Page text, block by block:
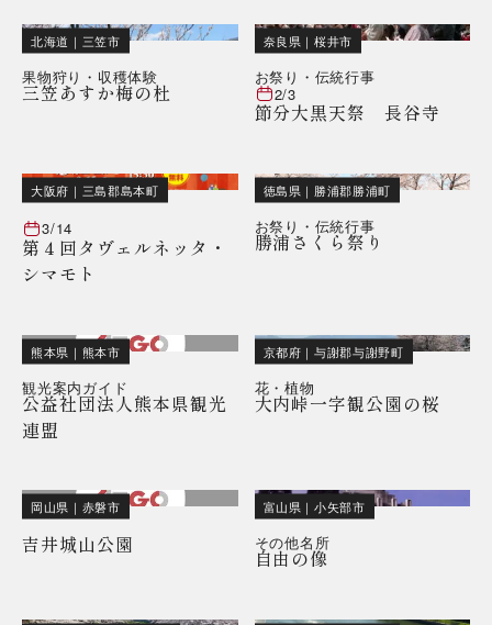
北海道 ｜ 三笠市
果物狩り・収穫体験
三笠あすか梅の杜
奈良県 ｜桜井市
お祭り・伝統行事
2/3
節分大黒天祭 長谷寺
大阪府 ｜ 三島郡島本町
3/14
第４回タヴェルネッタ・
シマモト
徳島県 ｜ 勝浦郡勝浦町
お祭り・伝統行事
勝浦さくら祭り
熊本県 ｜ 熊本市
観光案内ガイド
公益社団法人熊本県観光
連盟
京都府 ｜与謝郡与謝野町
花・植物
大内峠一字観公園の桜
岡山県 ｜ 赤磐市
吉井城山公園
富山県 ｜小矢部市
その他名所
自由の像